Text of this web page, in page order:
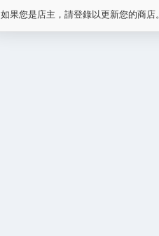
如果您是店主，請登錄以更新您的商店。